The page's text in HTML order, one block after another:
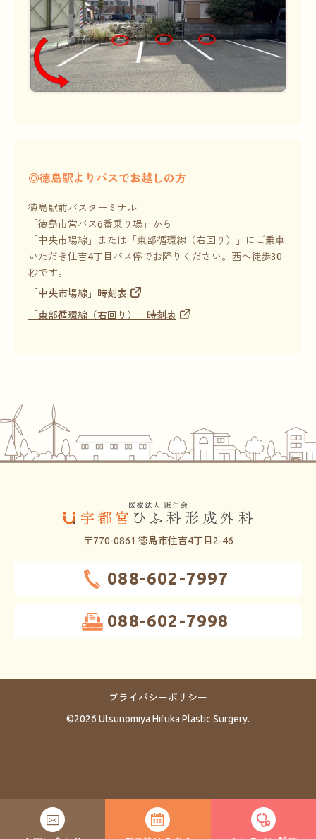
◎徳島駅よりバスでお越しの方
徳島駅前バスターミナル
「徳島市営バス6番乗り場」から
「中央市場線」または「東部循環線（右回り）」にご乗車
いただき住吉4丁目バス停でお降りください。 西へ徒歩30
秒です。
「中央市場線」時刻表
「東部循環線（右回り）」時刻表
〒770-0861 徳島市住吉4丁目2-46
088-602-7997
088-602-7998
プライバシーポリシー
©2026 Utsunomiya Hifuka Plastic Surgery.